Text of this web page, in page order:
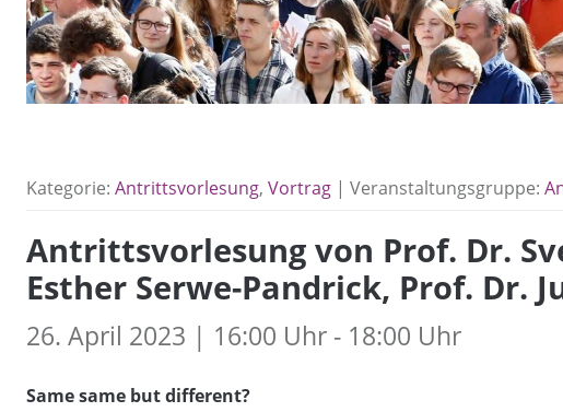
Kategorie: Antrittsvorlesung, Vortrag | Veranstaltungsgruppe:
Antrittsvorlesung von Prof. Dr.
Esther Serwe-Pandrick, Prof. Dr.
26. April 2023 | 16:00 Uhr - 18:00 Uhr
Same same but different?